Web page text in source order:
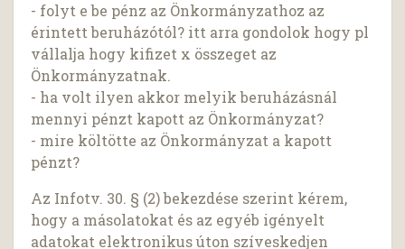
- folyt e be pénz az Önkormányzathoz az
érintett beruházótól? itt arra gondolok hogy pl
vállalja hogy kifizet x összeget az
Önkormányzatnak.
- ha volt ilyen akkor melyik beruházásnál
mennyi pénzt kapott az Önkormányzat?
- mire költötte az Önkormányzat a kapott
pénzt?
Az Infotv. 30. § (2) bekezdése szerint kérem,
hogy a másolatokat és az egyéb igényelt
adatokat elektronikus úton szíveskedjen